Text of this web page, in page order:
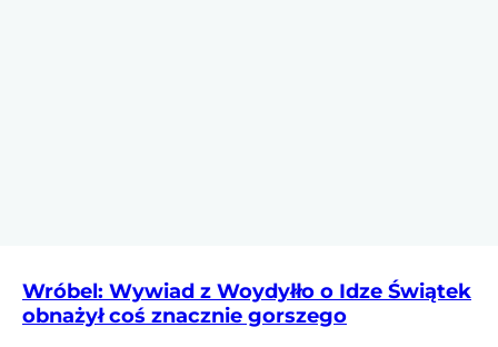
Wróbel: Wywiad z Woydyłło o Idze Świątek
obnażył coś znacznie gorszego